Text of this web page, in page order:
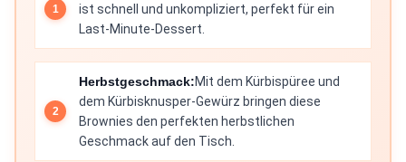
ist schnell und unkompliziert, perfekt für ein
Last-Minute-Dessert.
Herbstgeschmack:Mit dem Kürbispüree und
dem Kürbisknusper-Gewürz bringen diese
Brownies den perfekten herbstlichen
Geschmack auf den Tisch.